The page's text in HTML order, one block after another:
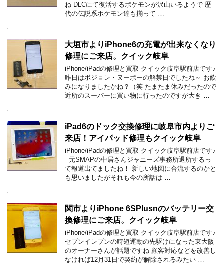
ね DLCにて復活するポケモンが沢山いるようで 歴
代の伝説系ポケモン達も揃って …
大垣市よりiPhone6の充電が出来なくなり
修理にご来店。クイック岐阜
iPhone/iPadの修理と買取 クイック岐阜駅前店です♪
昨日はボジョレ・ヌーボーの解禁日でしたね～ お飲
みになりましたかね？（笑 たまたま休みだったので
近所のスーパーに買い物に行ったのですが大き …
iPad6のドック交換修理に岐阜市内よりご
来店！アイパッド修理もクイック岐阜
iPhone/iPadの修理と買取 クイック岐阜駅前店です♪
元SMAPの中居さんジャニーズ事務所退所するっ
て報道出てましたね！ 新しい地図に合流するのかと
も思いましたがそれも今の所話は …
関市よりiPhone 6SPlusnのバッテリー交
換修理にご来店。クイック岐阜
iPhone/iPadの修理と買取 クイック岐阜駅前店です♪
セブンイレブンの時短運動の先駆けになった東大阪
のオーナーさんが話題ですね 顧客対応などを改善し
なければ12月31日で契約が解除されるみたい …